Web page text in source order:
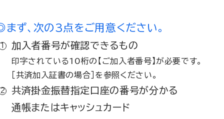
ず、次の3点をご用意ください。
加入者番号が確認できるもの
印字されている10桁の【ご加入者番号】が必要です。
［共済加入証書の場合］を参照ください。
共済掛金振替指定口座の番号が分かる
通帳またはキャッシュカード